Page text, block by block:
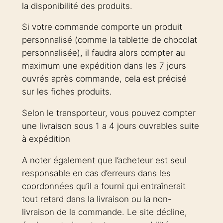
la disponibilité des produits.
Si votre commande comporte un produit
personnalisé (comme la tablette de chocolat
personnalisée), il faudra alors compter au
maximum une expédition dans les 7 jours
ouvrés après commande, cela est précisé
sur les fiches produits.
Selon le transporteur, vous pouvez compter
une livraison sous 1 a 4 jours ouvrables suite
à expédition
A noter également que l’acheteur est seul
responsable en cas d’erreurs dans les
coordonnées qu’il a fourni qui entraînerait
tout retard dans la livraison ou la non-
livraison de la commande. Le site décline,